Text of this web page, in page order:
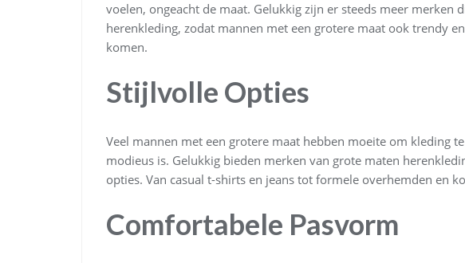
voelen, ongeacht de maat. Gelukkig zijn er steeds meer merken
herenkleding, zodat mannen met een grotere maat ook trendy
komen.
Stijlvolle Opties
Veel mannen met een grotere maat hebben moeite om kleding
modieus is. Gelukkig bieden merken van grote maten
opties. Van casual t-shirts en jeans tot formele overhemden en
Comfortabele Pasvorm